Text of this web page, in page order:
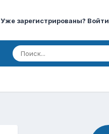
Уже зарегистрированы? Войти